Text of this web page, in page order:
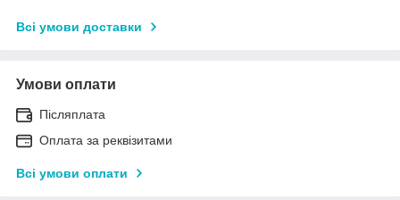
Всі умови доставки
Умови оплати
Післяплата
Оплата за реквізитами
Всі умови оплати